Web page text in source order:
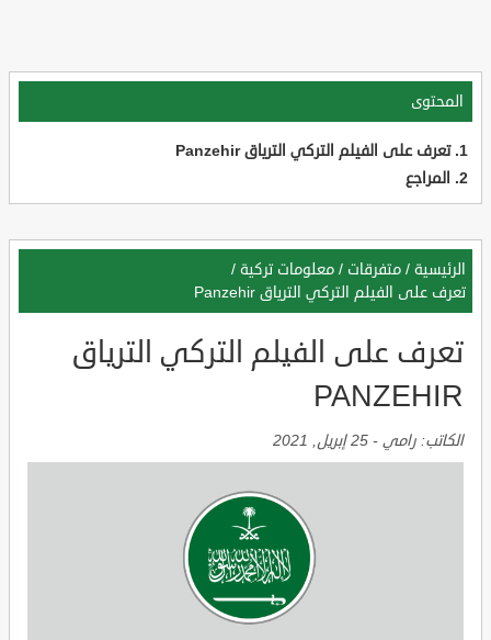
المحتوى
تعرف على الفيلم التركي الترياق Panzehir
المراجع
الرئيسية / متفرقات / معلومات تركية /
تعرف على الفيلم التركي الترياق Panzehir
تعرف على الفيلم التركي الترياق
PANZEHIR
الكاتب: رامي - 25 إبريل, 2021